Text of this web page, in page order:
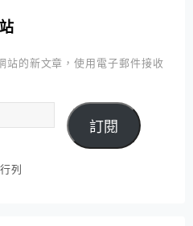
站的新文章，使用電子郵件接收
訂閱
列